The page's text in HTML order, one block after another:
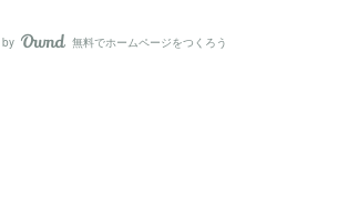
AmebaOwnd
無料でホームページをつくろう